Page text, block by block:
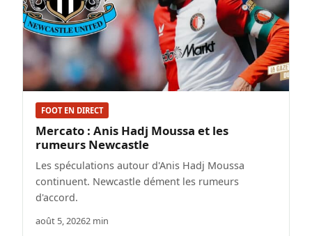
FOOT EN DIRECT
Mercato : Anis Hadj Moussa et les
rumeurs Newcastle
Les spéculations autour d'Anis Hadj Moussa
continuent. Newcastle dément les rumeurs
d'accord.
août 5, 20262 min